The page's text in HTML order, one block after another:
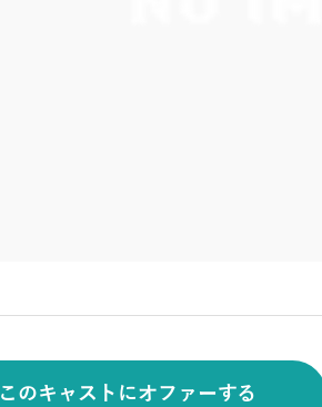
このキャストにオファーする